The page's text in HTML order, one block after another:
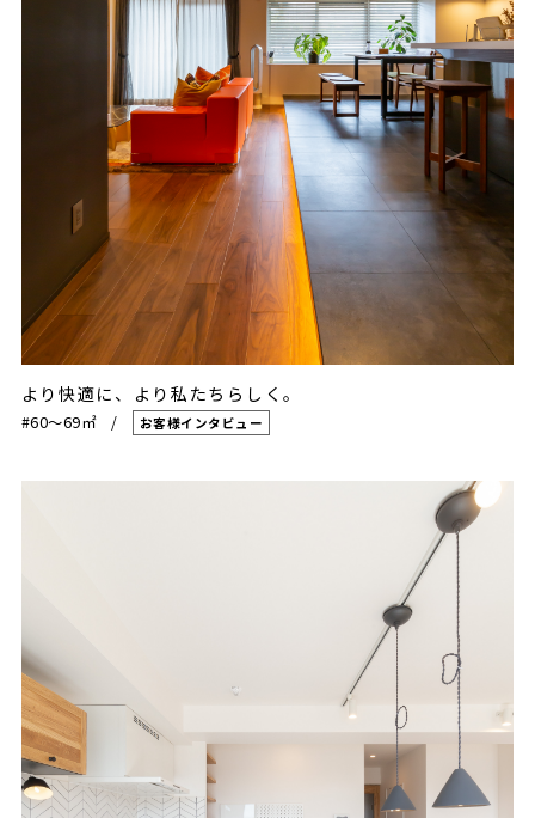
より快適に、より私たちらしく。
#60〜69㎡ お客様インタビュー